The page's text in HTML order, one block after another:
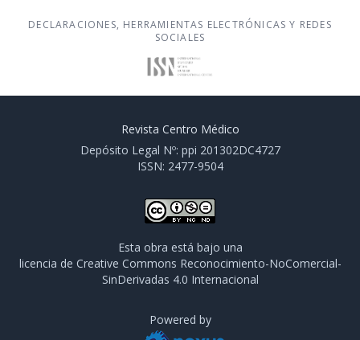
DECLARACIONES, HERRAMIENTAS ELECTRÓNICAS Y REDES
SOCIALES
Revista Centro Médico
Depósito Legal Nº: ppi 201302DC4727
ISSN: 2477-9504
Esta obra está bajo una
licencia de Creative Commons Reconocimiento-NoComercial-
SinDerivadas 4.0 Internacional
Powered by